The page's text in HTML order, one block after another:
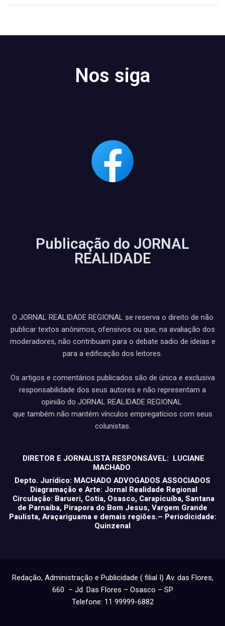
Nos siga
Publicação do JORNAL
REALIDADE
O JORNAL REALIDADE REGIONAL se reserva o direito de não
publicar textos anônimos, ofensivos ou que, na avaliação dos
moderadores, não contribuam para o debate sadio de ideias e
para a edificação dos leitores.
Os artigos e comentários publicados são de única e exclusiva
responsabilidade dos seus autores e não representam a
opinião do JORNAL REALIDADE REGIONAL
que também não mantém vínculos empregatícios com seus
colunistas.
DIRETOR E JORNALISTA RESPONSÁVEL: LUCIANE
MACHADO
Depto. Jurídico: MACHADO ADVOGADOS ASSOCIADOS
Diagramação e Arte: Jornal Realidade Regional
Circulação: Barueri, Cotia, Osasco, Carapicuíba, Santana
de Parnaíba, Pirapora do Bom Jesus, Vargem Grande
Paulista, Araçariguama e demais regiões.– Periodicidade:
Quinzenal
Redação, Administração e Publicidade ( filial I) Av. das Flores,
660 – Jd. Das Flores – Osasco – SP
Telefone: 11 99999-6882